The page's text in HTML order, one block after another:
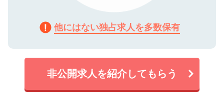
他にはない独占求人を多数保有
非公開求人を紹介してもらう